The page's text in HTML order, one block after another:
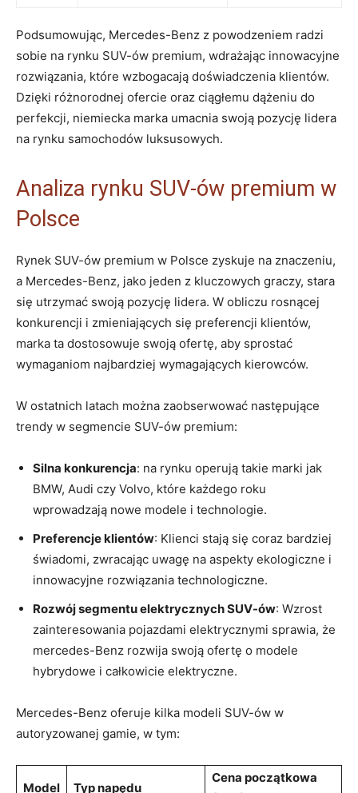
Podsumowując, Mercedes-Benz z powodzeniem radzi
sobie na rynku SUV-ów premium, wdrażając innowacyjne
rozwiązania, które wzbogacają doświadczenia klientów.
Dzięki różnorodnej ofercie oraz ciągłemu dążeniu do
perfekcji, niemiecka marka umacnia swoją pozycję lidera
na rynku samochodów luksusowych.
Analiza rynku SUV-ów premium w
Polsce
Rynek SUV-ów premium w Polsce zyskuje na znaczeniu,
a Mercedes-Benz, jako jeden z kluczowych graczy, stara
się utrzymać swoją pozycję lidera. W obliczu rosnącej
konkurencji i zmieniających się preferencji klientów,
marka ta dostosowuje swoją ofertę, aby sprostać
wymaganiom najbardziej wymagających kierowców.
W ostatnich latach można zaobserwować następujące
trendy w segmencie SUV-ów premium:
Silna konkurencja: na rynku operują takie marki jak
BMW, Audi czy Volvo, które każdego roku
wprowadzają nowe modele i technologie.
Preferencje klientów: Klienci stają się coraz bardziej
świadomi, zwracając uwagę na aspekty ekologiczne i
innowacyjne rozwiązania technologiczne.
Rozwój segmentu elektrycznych SUV-ów: Wzrost
zainteresowania pojazdami elektrycznymi sprawia, że
mercedes-Benz rozwija swoją ofertę o modele
hybrydowe i całkowicie elektryczne.
Mercedes-Benz oferuje kilka modeli SUV-ów w
autoryzowanej gamie, w tym:
Model Typ napędu
Cena początkowa